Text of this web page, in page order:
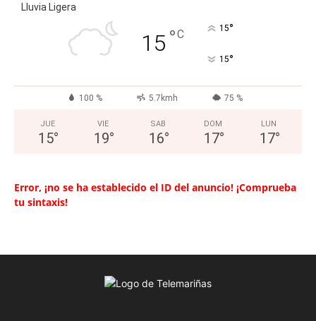
Lluvia Ligera
15 °C 15°
15°
100 % 5.7kmh 75 %
JUE
15°
VIE
19°
SAB
16°
DOM
17°
LUN
17°
Error, ¡no se ha establecido el ID del anuncio! ¡Comprueba
tu sintaxis!